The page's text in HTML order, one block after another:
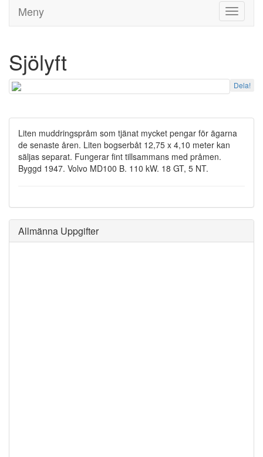
Toggle
Meny
Sjölyft
Dela!
Liten muddringspråm som tjänat mycket pengar för ägarna
de senaste åren. Liten bogserbåt 12,75 x 4,10 meter kan
säljas separat. Fungerar fint tillsammans med pråmen.
Byggd 1947. Volvo MD100 B. 110 kW. 18 GT, 5 NT.
Allmänna Uppgifter